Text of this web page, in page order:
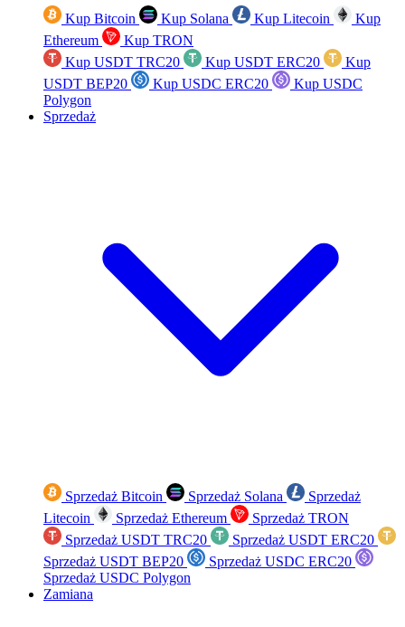
Kup Bitcoin Kup Solana Kup Litecoin
Kup
Ethereum
Kup TRON
Kup USDT TRC20
Kup USDT ERC20
Kup
USDT BEP20
Kup USDC ERC20
Kup USDC
Polygon
Sprzedaż
Sprzedaż Bitcoin Sprzedaż Solana
Sprzedaż
Litecoin
Sprzedaż Ethereum
Sprzedaż TRON
Sprzedaż USDT TRC20
Sprzedaż USDT ERC20
Sprzedaż USDT BEP20
Sprzedaż USDC ERC20
Sprzedaż USDC Polygon
Zamiana